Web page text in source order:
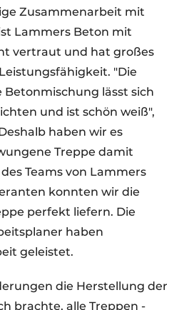
Zusammenarbeit mit
Lammers Beton mit
vertraut und hat großes
"Die
lässt sich
und ist schön weiß",
haben wir es
Treppe damit
Teams von Lammers
konnten wir die
perfekt liefern. Die
haben
geleistet.
die Herstellung der
brachte, alle Treppen -